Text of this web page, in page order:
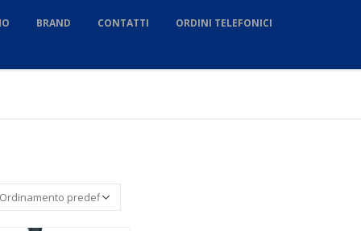
BRAND CONTATTI ORDINI TELEFONICI